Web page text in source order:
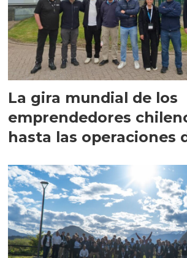
La gira mundial de los
emprendedores
hasta las operaciones